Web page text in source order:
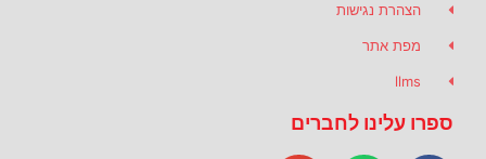
הצהרת נגישות
מפת אתר
llms
ספרו עלינו לחברים